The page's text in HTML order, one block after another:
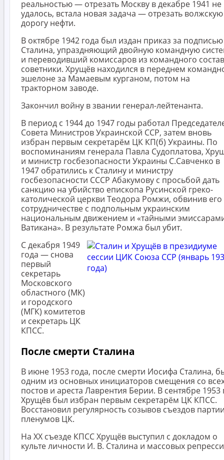
реальностью — отрезать Москву в декабре 1941 не
удалось, встала новая задача — отрезать волжскую
дорогу нефти.
В октябре 1942 года был издан приказ за подписью
Сталина, упраздняющий двойную командную
и переводивший комиссаров из командного
советники. Хрущёв находился в переднем
эшелоне за Мамаевым курганом, потом на
тракторном заводе.
Закончил войну в звании генерал-лейтенанта.
В период с 1944 до 1947 годы работал
Совета Министров Украинской ССР, затем вновь
избран первым секретарём ЦК КП(б) Украины. По
воспоминаниям генерала Павла Судоплатова,
и министр госбезопасности Украины С.Савченко в
1947 обратились к Сталину и министру
госбезопасности СССР Абакумову с просьбой дать
санкцию на убийство епископа Русинской греко-
католической церкви Теодора Ромжи, обвинив его
сотрудничестве с подпольным украинским
национальным движением и «тайными
Ватикана». В результате Ромжа был убит.
С декабря 1949
года — снова
первый
секретарь
Московского
областного (МК)
и городского
(МГК) комитетов
и секретарь ЦК
КПСС.
После смерти Сталина
В июне 1953 года, после смерти Иосифа Сталина,
одним из основных инициаторов смещения со
постов и ареста Лаврентия Берии. В сентябре 1953
Хрущёв был избран первым секретарём ЦК КПСС.
Восстановил регулярность созывов съездов
пленумов ЦК.
На XX съезде КПСС Хрущёв выступил с докладом о
культе личности И. В. Сталина и массовых